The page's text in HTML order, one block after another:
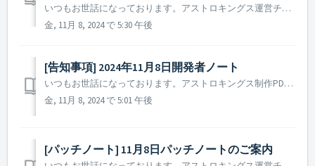
いつもお世話になっております。アストロキングス運営チームです。 2024年11月13日に実施予定の定期メンテナンス及びアップデート内容についてご案内いたします。 ※ 本告知は事前告知であり、諸事情により一部内容が変更となる場合がございます。その際は改めてご案内させていただく予定です。 ...
金, 11月 8, 2024 で 5:30 午後
[告知事項] 2024年11月8日開発者ノート
いつもお世話になっております。アストロキングス制作PDです。 現在、地球の北半球では暑い夏が終わり冬を迎えようとしています。 今年を振り返るには時期尚早かとは存じますが、今後のアップデート計画についてご関心を持たれている司令官様も多く、また皆様にご挨拶もできずしばらくご無沙汰しておりましたので、開発者...
金, 11月 8, 2024 で 5:01 午後
[パッチノート] 11月8日パッチノートのご案内